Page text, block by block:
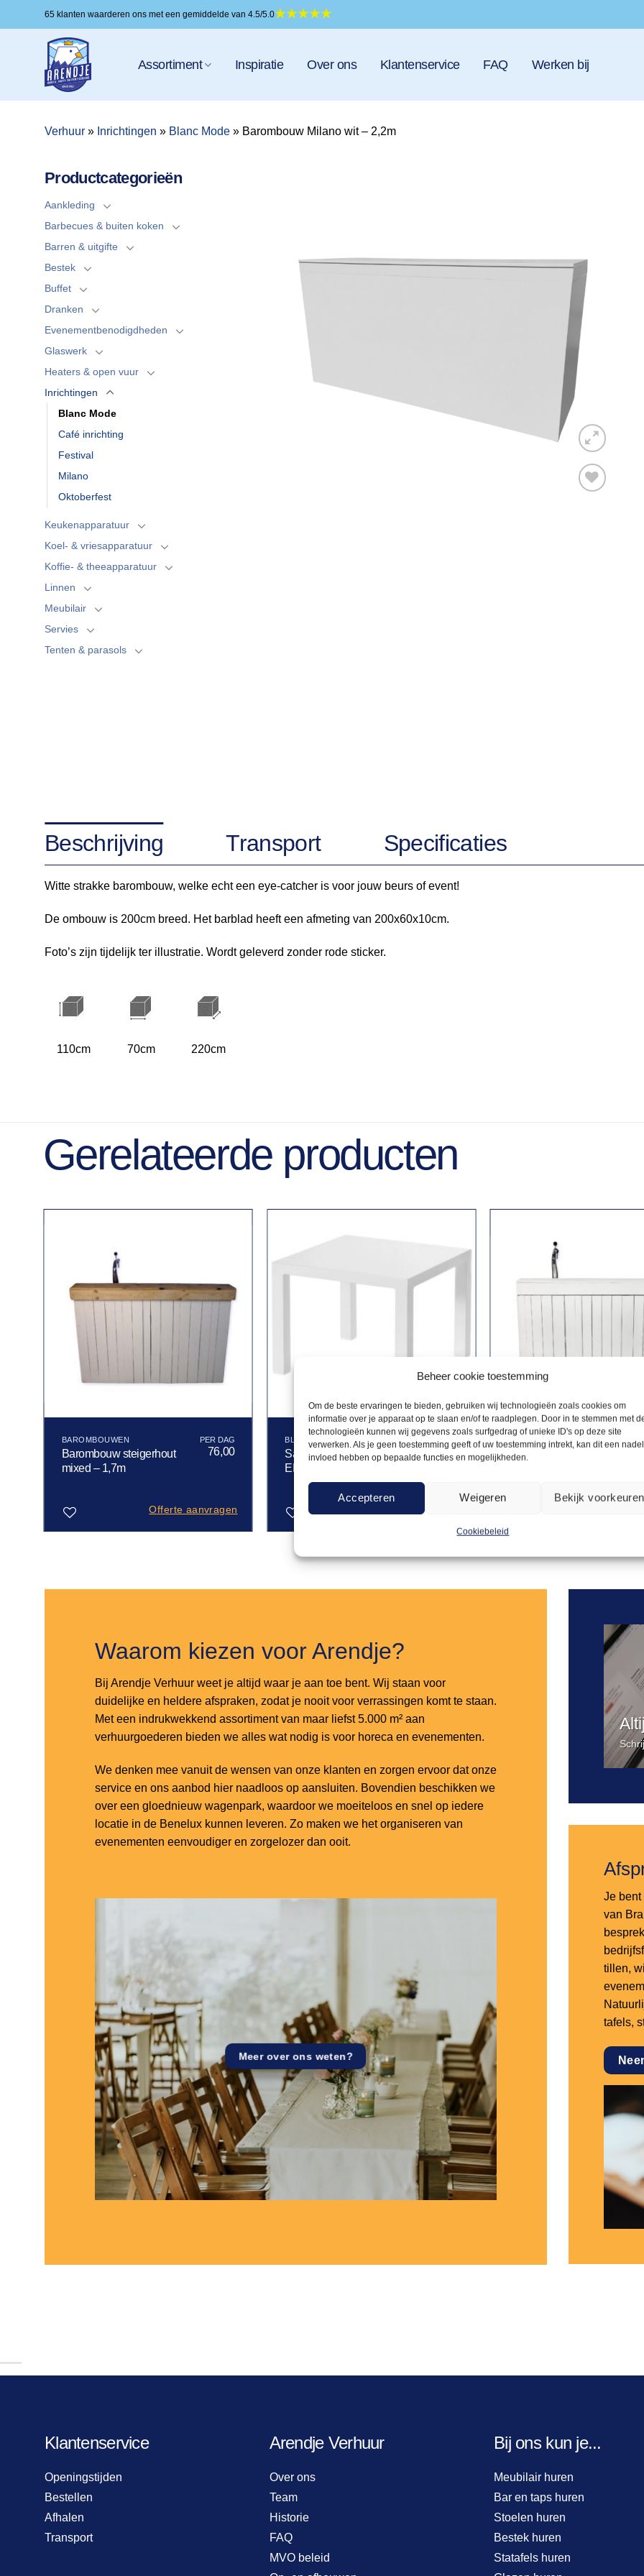
Beheer cookie toestemming
Om de beste ervaringen te bieden, gebruiken wij technologieën zoals cookies om
informatie over je apparaat op te slaan en/of te raadplegen. Door in te stemmen met
technologieën kunnen wij gegevens zoals surfgedrag of unieke ID's op deze site
verwerken. Als je geen toestemming geeft of uw toestemming intrekt, kan dit een
invloed hebben op bepaalde functies en mogelijkheden.
Accepteren Weigeren Bekijk voorkeuren
Cookiebeleid
naar
65 klanten waarderen ons met een gemiddelde van 4.5/5.0
Assortiment Inspiratie Over ons Klantenservice FAQ Werken bij
Verhuur » Inrichtingen » Blanc Mode » Barombouw Milano wit – 2,2m
Productcategorieën
Aankleding
Barbecues & buiten koken
Barren & uitgifte
Bestek
Buffet
Dranken
Evenementbenodigdheden
Glaswerk
Heaters & open vuur
Inrichtingen
Blanc Mode
Café inrichting
Festival
Milano
Oktoberfest
Keukenapparatuur
Koel- & vriesapparatuur
Koffie- & theeapparatuur
Linnen
Meubilair
Servies
Tenten & parasols
Beschrijving Transport Specificaties
Witte strakke barombouw, welke echt een eye-catcher is voor jouw beurs of event!
De ombouw is 200cm breed. Het barblad heeft een afmeting van 200x60x10cm.
Foto’s zijn tijdelijk ter illustratie. Wordt geleverd zonder rode sticker.
110cm 70cm 220cm
Gerelateerde producten
BAROMBOUWEN
Barombouw steigerhout
mixed – 1,7m
76,00
Offerte aanvragen
BLANC MODE
Salontafel / Bijzettafel
EMU wit
15,00
Offerte aanvragen
Toevoegen
BAROMBOUWEN
Barombouw steigerhout
Offerte
Toevoegen
Waarom kiezen voor Arendje?
Bij Arendje Verhuur weet je altijd waar je aan toe bent. Wij staan voor
duidelijke en heldere afspraken, zodat je nooit voor verrassingen komt te staan.
Met een indrukwekkend assortiment van maar liefst 5.000 m² aan
verhuurgoederen bieden we alles wat nodig is voor horeca en evenementen.
We denken mee vanuit de wensen van onze klanten en zorgen ervoor dat onze
service en ons aanbod hier naadloos op aansluiten. Bovendien beschikken we
over een gloednieuw wagenpark, waardoor we moeiteloos en snel op iedere
locatie in de Benelux kunnen leveren. Zo maken we het organiseren van
evenementen eenvoudiger en zorgelozer dan ooit.
Meer over ons weten?
Je
van
tillen,
tafels,
Klantenservice
Openingstijden
Bestellen
Afhalen
Transport
Arendje Verhuur
Over ons
Team
Historie
FAQ
MVO beleid
Bij ons kun je...
Meubilair huren
Bar en taps huren
Stoelen huren
Bestek huren
Statafels huren